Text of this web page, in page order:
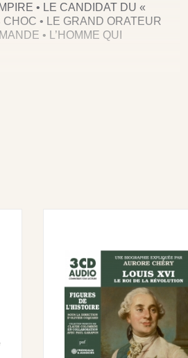
• LE CANDIDAT DU «
• LE GRAND ORATEUR
• L’HOMME QUI
MET EN AVANT LES
DES
ACCÈDE ENFIN AU
• LE CULTE D’UNE ICÔNE